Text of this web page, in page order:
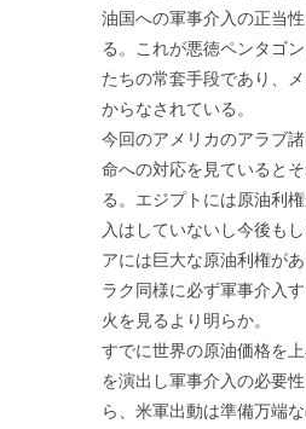
油国への軍事介入の正当
る。これが悪徳ペンタゴ
たちの常套手段であり、
からなされている。
今回のアメリカのアラブ
命への対応を見ていると
る。エジプトには原油利
入はしていないし今後も
アには巨大な原油利権が
ラク同様に必ず軍事介入
火を見るより明らか。
すでに世界の原油価格を
を演出し軍事介入の必要
ら、米軍出動は準備万端な